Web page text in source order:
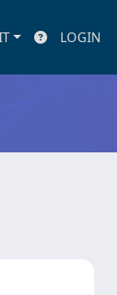
LOGIN